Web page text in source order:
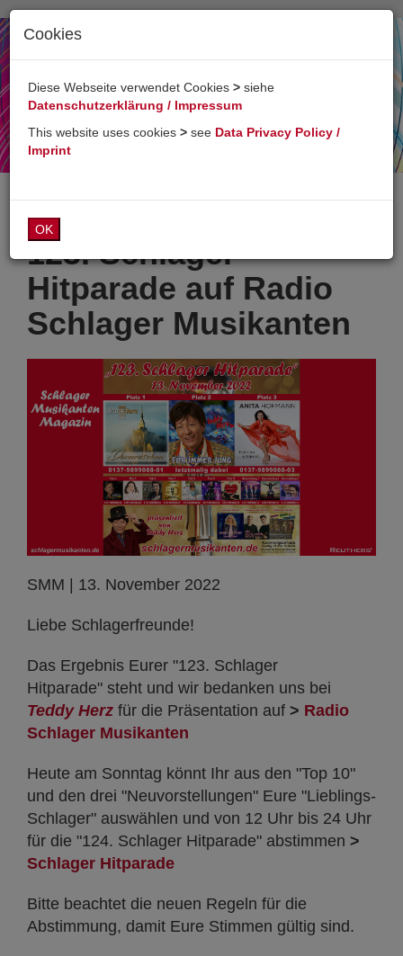
Toggle
123. Schlager
Hitparade auf Radio
Schlager Musikanten
SMM | 13. November 2022
Liebe Schlagerfreunde!
Das Ergebnis Eurer "123. Schlager
Hitparade" steht und wir bedanken uns bei
Teddy Herz für die Präsentation auf > Radio
Schlager Musikanten
Heute am Sonntag könnt Ihr aus den "Top 10"
und den drei "Neuvorstellungen" Eure "Lieblings-
Schlager" auswählen und von 12 Uhr bis 24 Uhr
für die "124. Schlager Hitparade" abstimmen >
Schlager Hitparade
Bitte beachtet die neuen Regeln für die
Abstimmung, damit Eure Stimmen gültig sind.
Cookies
Diese Webseite verwendet Cookies > siehe
Datenschutzerklärung / Impressum
This website uses cookies > see Data Privacy Policy /
Imprint
OK